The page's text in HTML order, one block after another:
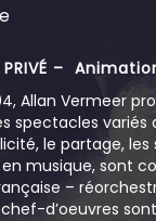
PRIVÉ –
Allan Vermeer
spectacles variés
le partage,
musique, sont
–
d’oeuvres